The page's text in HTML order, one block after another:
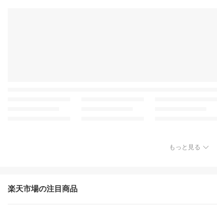
もっと見る
楽天市場の注目商品